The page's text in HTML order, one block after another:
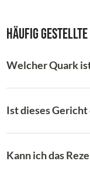
Häufig gestellte
Welcher Quark
Ist dieses
Kann ich das